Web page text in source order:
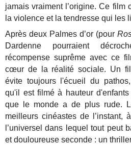
jamais vraiment l’origine. Ce film
la violence et la tendresse qui les
Après deux Palmes d’or (pour
Dardenne pourraient
récompense suprême avec ce
cœur de la réalité sociale. Un
évite toujours l'écueil du
qu'il est filmé à hauteur
que le monde a de plus rude.
meilleurs cinéastes de l’instant,
l’universel dans lequel tout peut
et douloureuse seconde : un